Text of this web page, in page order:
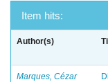
Item hits:
Author(s)
Marques, Cézar